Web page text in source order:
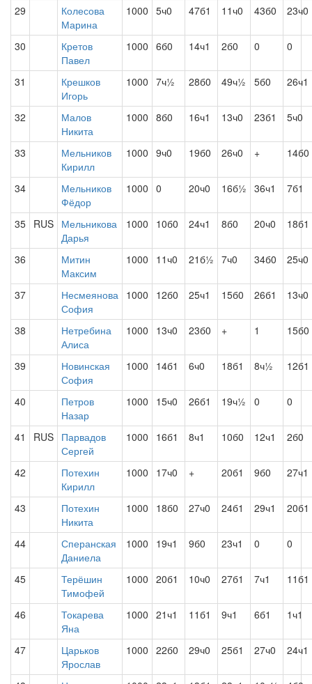
29
Колесова
Марина
1000 5ч0 47б1 11ч0 43б0 23ч0
30
Кретов
Павел
1000 6б0 14ч1 2б0 0 0
31
Крешков
Игорь
1000 7ч½ 28б0 49ч½ 5б0 26ч1
32
Малов
Никита
1000 8б0 16ч1 13ч0 23б1 5ч0
33
Мельников
Кирилл
1000 9ч0 19б0 26ч0 + 14б0
34
Мельников
Фёдор
1000 0 20ч0 16б½ 36ч1 7б1
35 RUS Мельникова
Дарья
1000 10б0 24ч1 8б0 20ч0 18б1
36
Митин
Максим
1000 11ч0 21б½ 7ч0 34б0 25ч0
37
Несмеянова
София
1000 12б0 25ч1 15б0 26б1 13ч0
38
Нетребина
Алиса
1000 13ч0 23б0 + 1 15б0
39
Новинская
София
1000 14б1 6ч0 18б1 8ч½ 12б1
40
Петров
Назар
1000 15ч0 26б1 19ч½ 0 0
41 RUS Парвадов
Сергей
1000 16б1 8ч1 10б0 12ч1 2б0
42
Потехин
Кирилл
1000 17ч0 + 20б1 9б0 27ч1
43
Потехин
Никита
1000 18б0 27ч0 24б1 29ч1 20б1
44
Сперанская
Даниела
1000 19ч1 9б0 23ч1 0 0
45
Терёшин
Тимофей
1000 20б1 10ч0 27б1 7ч1 11б1
46
Токарева
Яна
1000 21ч1 11б1 9ч1 6б1 1ч1
47
Царьков
Ярослав
1000 22б0 29ч0 25б1 27ч0 24ч1